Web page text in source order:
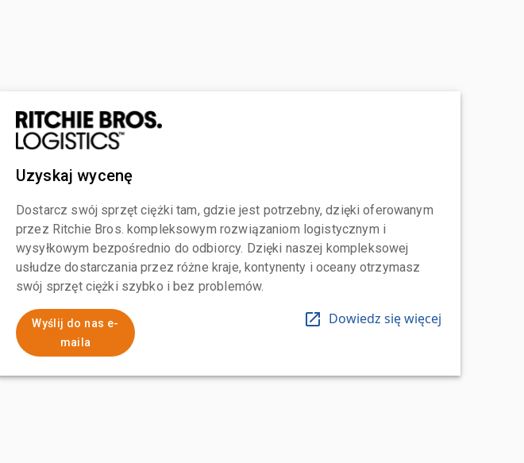
Uzyskaj wycenę
Dostarcz swój sprzęt ciężki tam, gdzie jest potrzebny, dzięki oferowanym
przez Ritchie Bros. kompleksowym rozwiązaniom logistycznym i
wysyłkowym bezpośrednio do odbiorcy. Dzięki naszej kompleksowej
usłudze dostarczania przez różne kraje, kontynenty i oceany otrzymasz
swój sprzęt ciężki szybko i bez problemów.
Wyślij do nas e-
maila
Dowiedz się więcej